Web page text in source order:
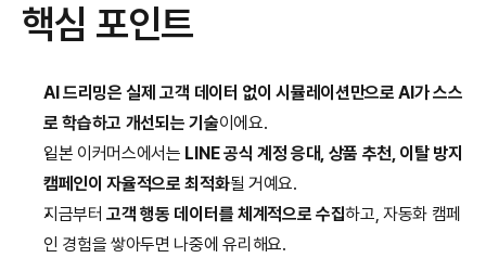
핵심 포인트
AI 드리밍은 실제 고객 데이터 없이 시뮬레이션만으로 AI가 스스
로 학습하고 개선되는 기술이에요.
일본 이커머스에서는 LINE 공식 계정 응대, 상품 추천, 이탈 방지
캠페인이 자율적으로 최적화될 거예요.
지금부터 고객 행동 데이터를 체계적으로 수집하고, 자동화 캠페
인 경험을 쌓아두면 나중에 유리해요.